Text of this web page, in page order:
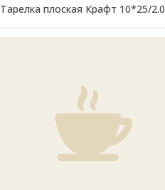
Тарелка плоская Крафт 10*25/2.0